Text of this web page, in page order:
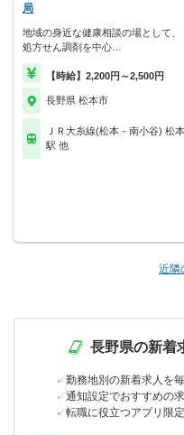
局
地域の身近な健康相談の場として、
処方せん調剤を中心…
【時給】2,200円～2,500円
長野県 松本市
ＪＲ大糸線(松本－南小谷) 松本
駅 他
近隣
長野県の新着
勤務地別の新着求人を
通知設定でおすすめの
転職に役立つアプリ限